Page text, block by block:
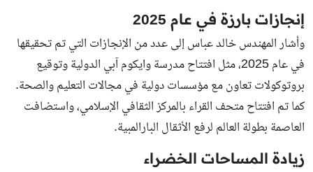
إنجازات بارزة في عام 2025
وأشار المهندس خالد عباس إلى عدد من الإنجازات التي تم تحقيقها
في عام 2025، مثل افتتاح مدرسة وايكوم آبي الدولية وتوقيع
بروتوكولات تعاون مع مؤسسات دولية في مجالات التعليم والصحة.
كما تم افتتاح متحف القراء بالمركز الثقافي الإسلامي، واستضافت
العاصمة بطولة العالم لرفع الأثقال البارالمبية.
زيادة المساحات الخضراء